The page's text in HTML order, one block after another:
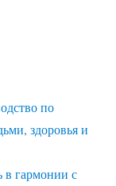
по
здоровья и
гармонии с